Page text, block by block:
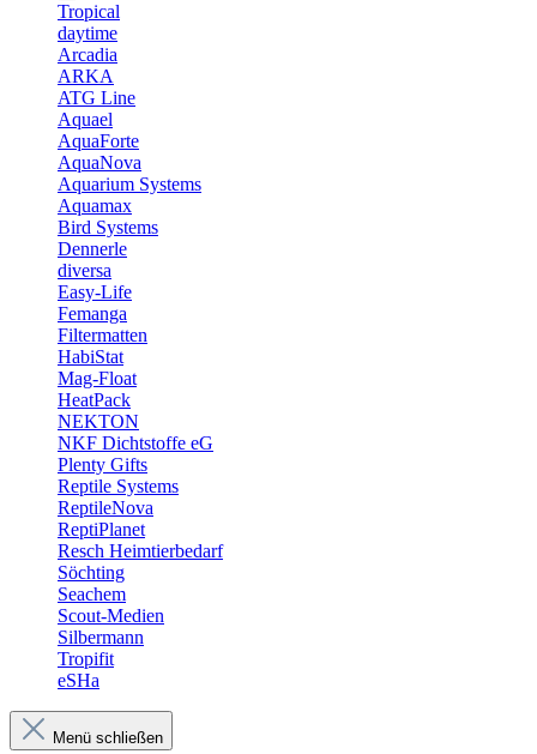
Tropical
daytime
Arcadia
ARKA
ATG Line
Aquael
AquaForte
AquaNova
Aquarium Systems
Aquamax
Bird Systems
Dennerle
diversa
Easy-Life
Femanga
Filtermatten
HabiStat
Mag-Float
HeatPack
NEKTON
NKF Dichtstoffe eG
Plenty Gifts
Reptile Systems
ReptileNova
ReptiPlanet
Resch Heimtierbedarf
Söchting
Seachem
Scout-Medien
Silbermann
Tropifit
eSHa
Menü schließen